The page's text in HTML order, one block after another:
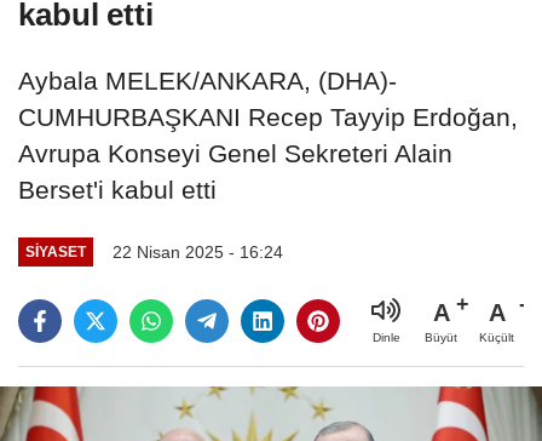
kabul etti
Aybala MELEK/ANKARA, (DHA)-
CUMHURBAŞKANI Recep Tayyip Erdoğan,
Avrupa Konseyi Genel Sekreteri Alain
Berset'i kabul etti
SIYASET 22 Nisan 2025 - 16:24
Dinle
A
Büyüt
A
Küçült